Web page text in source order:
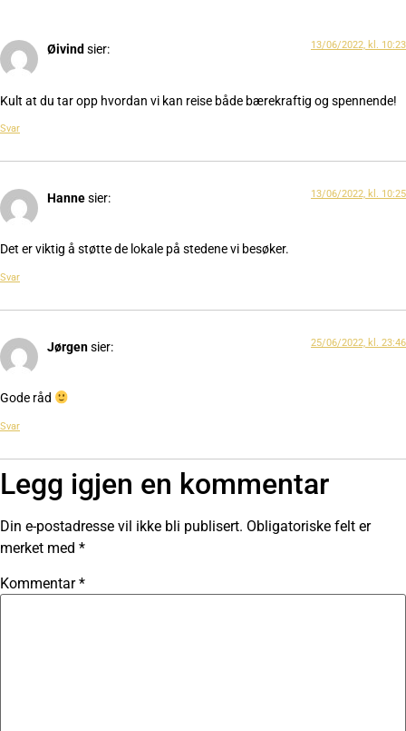
Øivind sier: 13/06/2022, kl. 10:23
Kult at du tar opp hvordan vi kan reise både bærekraftig og spennende!
Svar
Hannesier: 13/06/2022, kl. 10:25
Det er viktig å støtte de lokale på stedene vi besøker.
Svar
Jørgensier: 25/06/2022, kl. 23:46
Gode råd
Svar
Legg igjen en kommentar
Din e-postadresse vil ikke bli publisert. Obligatoriske felt er
merket med *
Kommentar*